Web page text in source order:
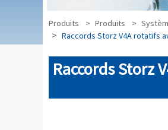
Produits Produits
Raccords Storz V4A rotatifs
Raccords Storz